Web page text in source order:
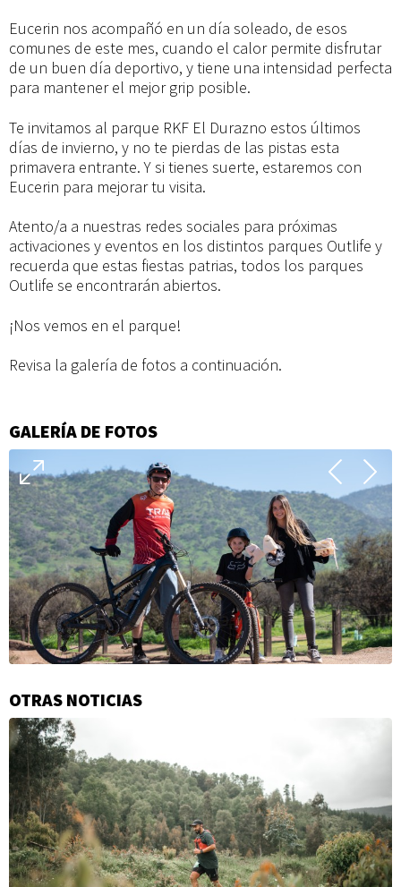
Eucerin nos acompañó en un día soleado, de esos
comunes de este mes, cuando el calor permite disfrutar
de un buen día deportivo, y tiene una intensidad perfecta
para mantener el mejor grip posible.
Te invitamos al parque RKF El Durazno estos últimos
días de invierno, y no te pierdas de las pistas esta
primavera entrante. Y si tienes suerte, estaremos con
Eucerin para mejorar tu visita.
Atento/a a nuestras redes sociales para próximas
activaciones y eventos en los distintos parques Outlife y
recuerda que estas fiestas patrias, todos los parques
Outlife se encontrarán abiertos.
¡Nos vemos en el parque!
Revisa la galería de fotos a continuación.
GALERÍA DE FOTOS
Información
adicional
OTRAS NOTICIAS